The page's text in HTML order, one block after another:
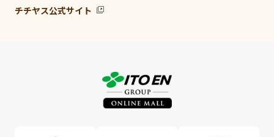
チチヤス公式サイト